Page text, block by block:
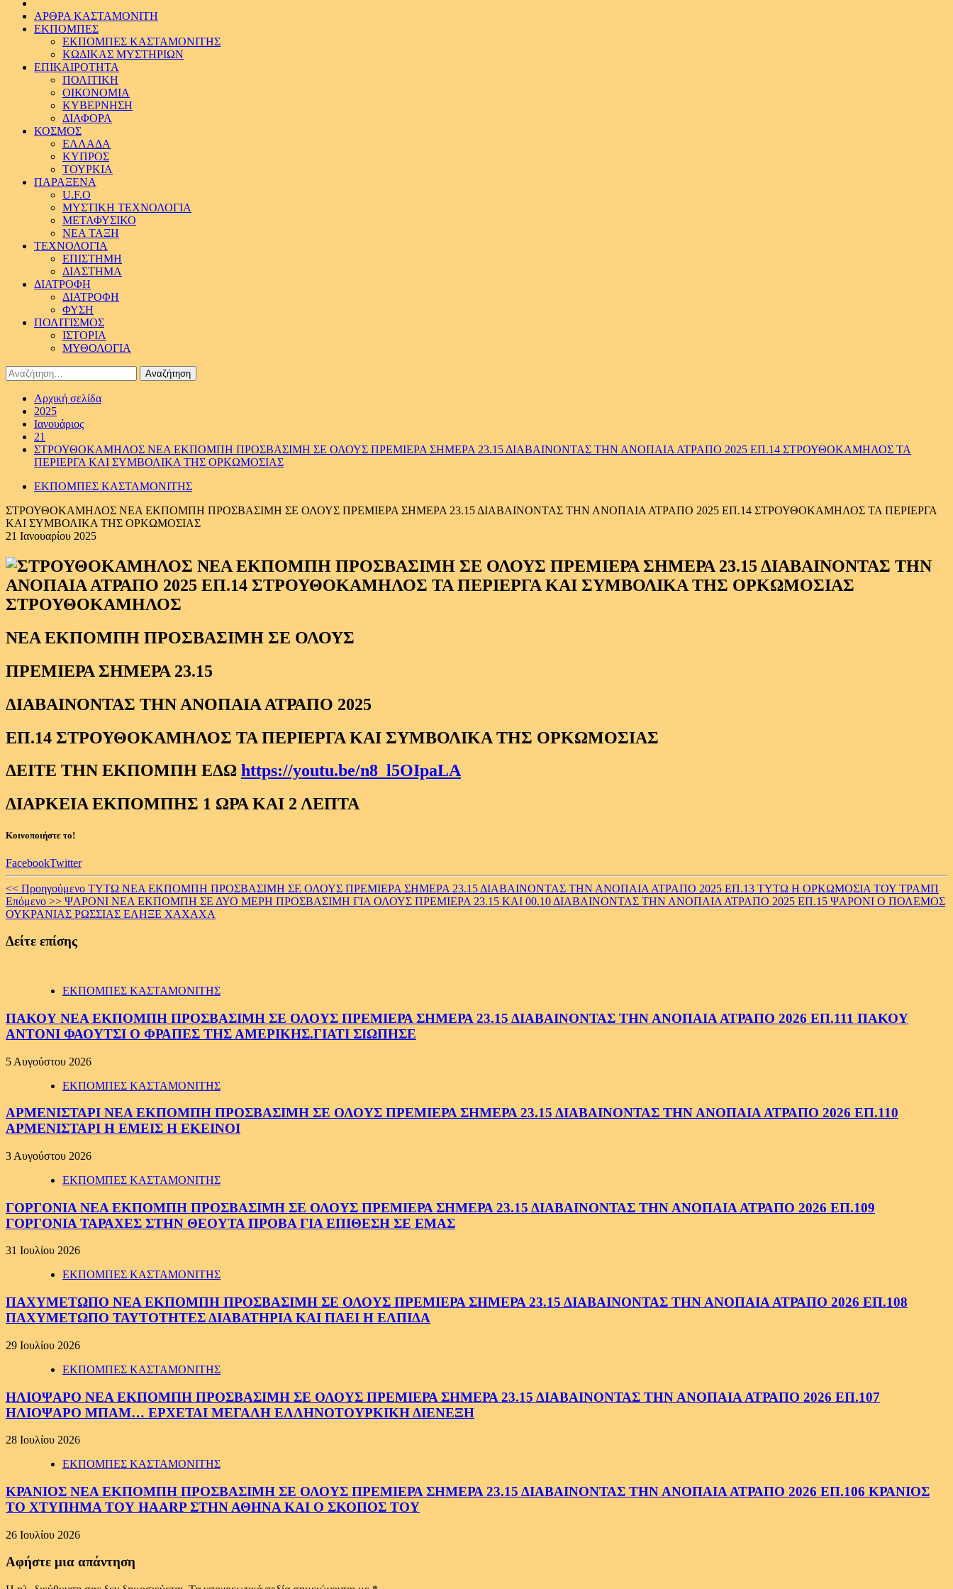
ΑΡΘΡΑ ΚΑΣΤΑΜΟΝΙΤΗ
ΕΚΠΟΜΠΕΣ
ΕΚΠΟΜΠΕΣ ΚΑΣΤΑΜΟΝΙΤΗΣ
ΚΩΔΙΚΑΣ ΜΥΣΤΗΡΙΩΝ
ΕΠΙΚΑΙΡΟΤΗΤΑ
ΠΟΛΙΤΙΚΗ
ΟΙΚΟΝΟΜΙΑ
ΚΥΒΕΡΝΗΣΗ
ΔΙΑΦΟΡΑ
ΚΟΣΜΟΣ
ΕΛΛΑΔΑ
ΚΥΠΡΟΣ
ΤΟΥΡΚΙΑ
ΠΑΡΑΞΕΝΑ
U.F.O
ΜΥΣΤΙΚΗ ΤΕΧΝΟΛΟΓΙΑ
ΜΕΤΑΦΥΣΙΚΟ
ΝΕΑ ΤΑΞΗ
ΤΕΧΝΟΛΟΓΙΑ
ΕΠΙΣΤΗΜΗ
ΔΙΑΣΤΗΜΑ
ΔΙΑΤΡΟΦΗ
ΔΙΑΤΡΟΦΗ
ΦΥΣΗ
ΠΟΛΙΤΙΣΜΟΣ
ΙΣΤΟΡΙΑ
ΜΥΘΟΛΟΓΙΑ
Αναζήτηση
για:
Αρχική σελίδα
2025
Ιανουάριος
21
ΣΤΡΟΥΘΟΚΑΜΗΛΟΣ ΝΕΑ ΕΚΠΟΜΠΗ ΠΡΟΣΒΑΣΙΜΗ ΣΕ ΟΛΟΥΣ ΠΡΕΜΙΕΡΑ ΣΗΜΕΡΑ 23.15 ΔΙΑΒΑΙΝΟΝΤΑΣ ΤΗΝ ΑΝΟΠΑΙΑ ΑΤΡΑΠΟ 2025 ΕΠ.14 ΣΤΡΟΥΘΟΚΑΜΗΛΟΣ ΤΑ
ΠΕΡΙΕΡΓΑ ΚΑΙ ΣΥΜΒΟΛΙΚΑ ΤΗΣ ΟΡΚΩΜΟΣΙΑΣ
ΕΚΠΟΜΠΕΣ ΚΑΣΤΑΜΟΝΙΤΗΣ
ΣΤΡΟΥΘΟΚΑΜΗΛΟΣ ΝΕΑ ΕΚΠΟΜΠΗ ΠΡΟΣΒΑΣΙΜΗ ΣΕ ΟΛΟΥΣ ΠΡΕΜΙΕΡΑ ΣΗΜΕΡΑ 23.15 ΔΙΑΒΑΙΝΟΝΤΑΣ ΤΗΝ ΑΝΟΠΑΙΑ ΑΤΡΑΠΟ 2025 ΕΠ.14 ΣΤΡΟΥΘΟΚΑΜΗΛΟΣ ΤΑ ΠΕΡΙΕΡΓΑ
ΚΑΙ ΣΥΜΒΟΛΙΚΑ ΤΗΣ ΟΡΚΩΜΟΣΙΑΣ
21 Ιανουαρίου 2025
ΣΤΡΟΥΘΟΚΑΜΗΛΟΣ
ΝΕΑ ΕΚΠΟΜΠΗ ΠΡΟΣΒΑΣΙΜΗ ΣΕ ΟΛΟΥΣ
ΠΡΕΜΙΕΡΑ ΣΗΜΕΡΑ 23.15
ΔΙΑΒΑΙΝΟΝΤΑΣ ΤΗΝ ΑΝΟΠΑΙΑ ΑΤΡΑΠΟ 2025
ΕΠ.14 ΣΤΡΟΥΘΟΚΑΜΗΛΟΣ ΤΑ ΠΕΡΙΕΡΓΑ ΚΑΙ ΣΥΜΒΟΛΙΚΑ ΤΗΣ ΟΡΚΩΜΟΣΙΑΣ
ΔΕΙΤΕ ΤΗΝ ΕΚΠΟΜΠΗ ΕΔΩ https://youtu.be/n8_l5OIpaLA
ΔΙΑΡΚΕΙΑ ΕΚΠΟΜΠΗΣ 1 ΩΡΑ ΚΑΙ 2 ΛΕΠΤΑ
Κοινοποιήστε το!
FacebookTwitter
Continue
Reading
<< Προηγούμενο ΤΥΤΩ ΝΕΑ ΕΚΠΟΜΠΗ ΠΡΟΣΒΑΣΙΜΗ ΣΕ ΟΛΟΥΣ ΠΡΕΜΙΕΡΑ ΣΗΜΕΡΑ 23.15 ΔΙΑΒΑΙΝΟΝΤΑΣ ΤΗΝ ΑΝΟΠΑΙΑ ΑΤΡΑΠΟ 2025 ΕΠ.13 ΤΥΤΩ Η ΟΡΚΩΜΟΣΙΑ ΤΟΥ ΤΡΑΜΠ
Επόμενο >> ΨΑΡΟΝΙ ΝΕΑ ΕΚΠΟΜΠΗ ΣΕ ΔΥΟ ΜΕΡΗ ΠΡΟΣΒΑΣΙΜΗ ΓΙΑ ΟΛΟΥΣ ΠΡΕΜΙΕΡΑ 23.15 ΚΑΙ 00.10 ΔΙΑΒΑΙΝΟΝΤΑΣ ΤΗΝ ΑΝΟΠΑΙΑ ΑΤΡΑΠΟ 2025 ΕΠ.15 ΨΑΡΟΝΙ Ο ΠΟΛΕΜΟΣ
ΟΥΚΡΑΝΙΑΣ ΡΩΣΣΙΑΣ ΕΛΗΞΕ ΧΑΧΑΧΑ
Δείτε επίσης
ΕΚΠΟΜΠΕΣ ΚΑΣΤΑΜΟΝΙΤΗΣ
ΠΑΚΟΥ ΝΕΑ ΕΚΠΟΜΠΗ ΠΡΟΣΒΑΣΙΜΗ ΣΕ ΟΛΟΥΣ ΠΡΕΜΙΕΡΑ ΣΗΜΕΡΑ 23.15 ΔΙΑΒΑΙΝΟΝΤΑΣ ΤΗΝ ΑΝΟΠΑΙΑ ΑΤΡΑΠΟ 2026 ΕΠ.111 ΠΑΚΟΥ
ΑΝΤΟΝΙ ΦΑΟΥΤΣΙ Ο ΦΡΑΠΕΣ ΤΗΣ ΑΜΕΡΙΚΗΣ.ΓΙΑΤΙ ΣΙΩΠΗΣΕ
5 Αυγούστου 2026
ΕΚΠΟΜΠΕΣ ΚΑΣΤΑΜΟΝΙΤΗΣ
ΑΡΜΕΝΙΣΤΑΡΙ ΝΕΑ ΕΚΠΟΜΠΗ ΠΡΟΣΒΑΣΙΜΗ ΣΕ ΟΛΟΥΣ ΠΡΕΜΙΕΡΑ ΣΗΜΕΡΑ 23.15 ΔΙΑΒΑΙΝΟΝΤΑΣ ΤΗΝ ΑΝΟΠΑΙΑ ΑΤΡΑΠΟ 2026 ΕΠ.110
ΑΡΜΕΝΙΣΤΑΡΙ Η ΕΜΕΙΣ Η ΕΚΕΙΝΟΙ
3 Αυγούστου 2026
ΕΚΠΟΜΠΕΣ ΚΑΣΤΑΜΟΝΙΤΗΣ
ΓΟΡΓΟΝΙΑ ΝΕΑ ΕΚΠΟΜΠΗ ΠΡΟΣΒΑΣΙΜΗ ΣΕ ΟΛΟΥΣ ΠΡΕΜΙΕΡΑ ΣΗΜΕΡΑ 23.15 ΔΙΑΒΑΙΝΟΝΤΑΣ ΤΗΝ ΑΝΟΠΑΙΑ ΑΤΡΑΠΟ 2026 ΕΠ.109
ΓΟΡΓΟΝΙΑ ΤΑΡΑΧΕΣ ΣΤΗΝ ΘΕΟΥΤΑ ΠΡΟΒΑ ΓΙΑ ΕΠΙΘΕΣΗ ΣΕ ΕΜΑΣ
31 Ιουλίου 2026
ΕΚΠΟΜΠΕΣ ΚΑΣΤΑΜΟΝΙΤΗΣ
ΠΑΧΥΜΕΤΩΠΟ ΝΕΑ ΕΚΠΟΜΠΗ ΠΡΟΣΒΑΣΙΜΗ ΣΕ ΟΛΟΥΣ ΠΡΕΜΙΕΡΑ ΣΗΜΕΡΑ 23.15 ΔΙΑΒΑΙΝΟΝΤΑΣ ΤΗΝ ΑΝΟΠΑΙΑ ΑΤΡΑΠΟ 2026 ΕΠ.108
ΠΑΧΥΜΕΤΩΠΟ ΤΑΥΤΟΤΗΤΕΣ ΔΙΑΒΑΤΗΡΙΑ ΚΑΙ ΠΑΕΙ Η ΕΛΠΙΔΑ
29 Ιουλίου 2026
ΕΚΠΟΜΠΕΣ ΚΑΣΤΑΜΟΝΙΤΗΣ
ΗΛΙΟΨΑΡΟ ΝΕΑ ΕΚΠΟΜΠΗ ΠΡΟΣΒΑΣΙΜΗ ΣΕ ΟΛΟΥΣ ΠΡΕΜΙΕΡΑ ΣΗΜΕΡΑ 23.15 ΔΙΑΒΑΙΝΟΝΤΑΣ ΤΗΝ ΑΝΟΠΑΙΑ ΑΤΡΑΠΟ 2026 ΕΠ.107
ΗΛΙΟΨΑΡΟ ΜΠΑΜ… ΕΡΧΕΤΑΙ ΜΕΓΑΛΗ ΕΛΛΗΝΟΤΟΥΡΚΙΚΗ ΔΙΕΝΕΞΗ
28 Ιουλίου 2026
ΕΚΠΟΜΠΕΣ ΚΑΣΤΑΜΟΝΙΤΗΣ
ΚΡΑΝΙΟΣ ΝΕΑ ΕΚΠΟΜΠΗ ΠΡΟΣΒΑΣΙΜΗ ΣΕ ΟΛΟΥΣ ΠΡΕΜΙΕΡΑ ΣΗΜΕΡΑ 23.15 ΔΙΑΒΑΙΝΟΝΤΑΣ ΤΗΝ ΑΝΟΠΑΙΑ ΑΤΡΑΠΟ 2026 ΕΠ.106 ΚΡΑΝΙΟΣ
ΤΟ ΧΤΥΠΗΜΑ ΤΟΥ HAARP ΣΤΗΝ ΑΘΗΝΑ ΚΑΙ Ο ΣΚΟΠΟΣ ΤΟΥ
26 Ιουλίου 2026
Αφήστε μια απάντηση